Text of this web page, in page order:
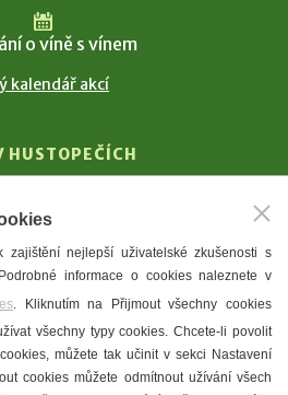
o víně s vínem
kalendář akcí
HUSTOPEČÍCH
G. Masaryk
Mandloně
Ubytování
muzeum a galerie
zajištění nejlepší uživatelské zkušenosti s
informace o cookies naleznete v
. Kliknutím na Přijmout všechny cookies
všechny typy cookies. Chcete-li povolit
můžete tak učinit v sekci Nastavení
cookies můžete odmítnout užívání všech